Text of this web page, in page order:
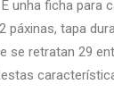
unha ficha para
páxinas, tapa
se retratan 29